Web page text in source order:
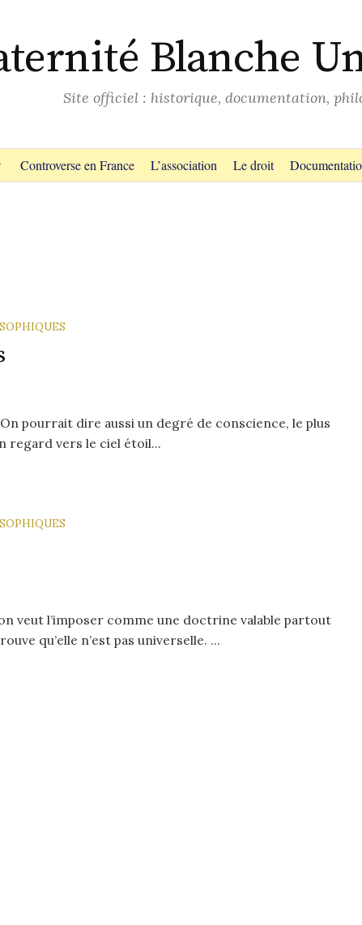
Blanche
Site officiel : historique, documentation,
Controverse en France L’association Le droit
pourrait dire aussi un degré de conscience, le plus
regard vers le ciel étoil...
veut l’imposer comme une doctrine valable partout
qu’elle n’est pas universelle. ...